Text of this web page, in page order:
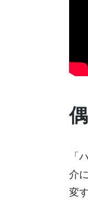
「
介
変